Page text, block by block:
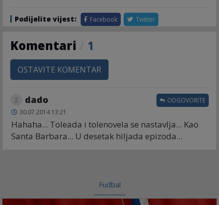
Podijelite vijest: Facebook Twitter
Komentari 1
OSTAVITE KOMENTAR
dado
30.07.2014 13:21
Hahaha... Toleada i tolenovela se nastavlja... Kao
Santa Barbara... U desetak hiljada epizoda...
ODGOVORITE
Fudbal